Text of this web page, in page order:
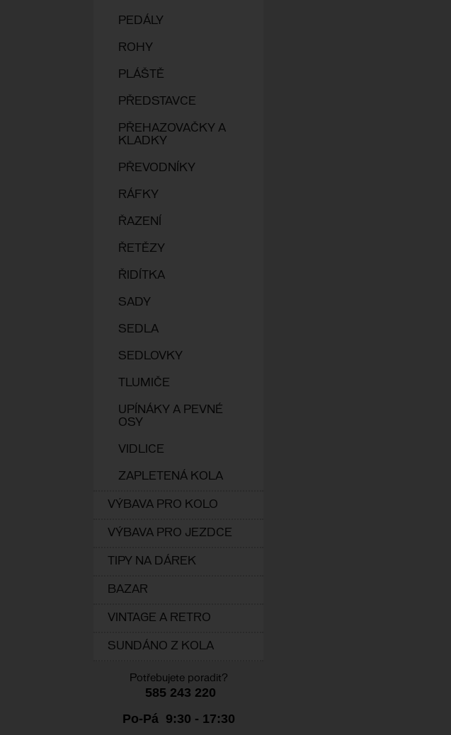
PEDÁLY
ROHY
PLÁŠTĚ
PŘEDSTAVCE
PŘEHAZOVAČKY A
KLADKY
PŘEVODNÍKY
RÁFKY
ŘAZENÍ
ŘETĚZY
ŘIDÍTKA
SADY
SEDLA
SEDLOVKY
TLUMIČE
UPÍNÁKY A PEVNÉ
OSY
VIDLICE
ZAPLETENÁ KOLA
VÝBAVA PRO KOLO
VÝBAVA PRO JEZDCE
TIPY NA DÁREK
BAZAR
VINTAGE A RETRO
SUNDÁNO Z KOLA
Potřebujete poradit?
585 243 220
Po-Pá 9:30 - 17:30